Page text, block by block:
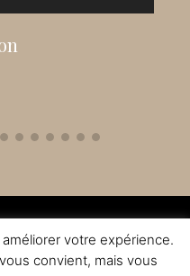
LÉGALES
SANTE - A CONSOMMER AVEC
votre expérience.
convient, mais vous